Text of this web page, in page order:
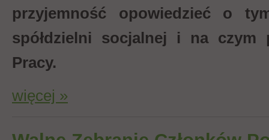
przyjemność opowiedzieć o
spółdzielni socjalnej i na czym
Pracy.
więcej »